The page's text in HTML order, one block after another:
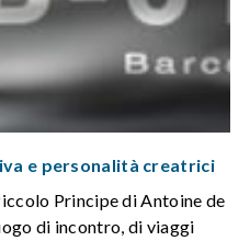
e personalità creatrici
Principe di Antoine de
di incontro, di viaggi